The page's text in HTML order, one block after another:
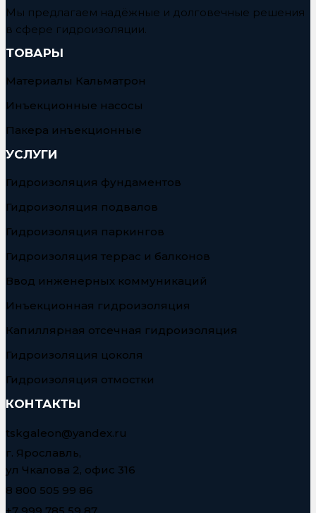
Мы предлагаем надёжные и долговечные решения
в сфере гидроизоляции.
ТОВАРЫ
Материалы Кальматрон
Инъекционные насосы
Пакера инъекционные
УСЛУГИ
Гидроизоляция фундаментов
Гидроизоляция подвалов
Гидроизоляция паркингов
Гидроизоляция террас и балконов
Ввод инженерных коммуникаций
Инъекционная гидроизоляция
Капиллярная отсечная гидроизоляция
Гидроизоляция цоколя
Гидроизоляция отмостки
КОНТАКТЫ
tskgaleon@yandex.ru
г. Ярославль,
ул Чкалова 2, офис 316
8 800 505 99 86